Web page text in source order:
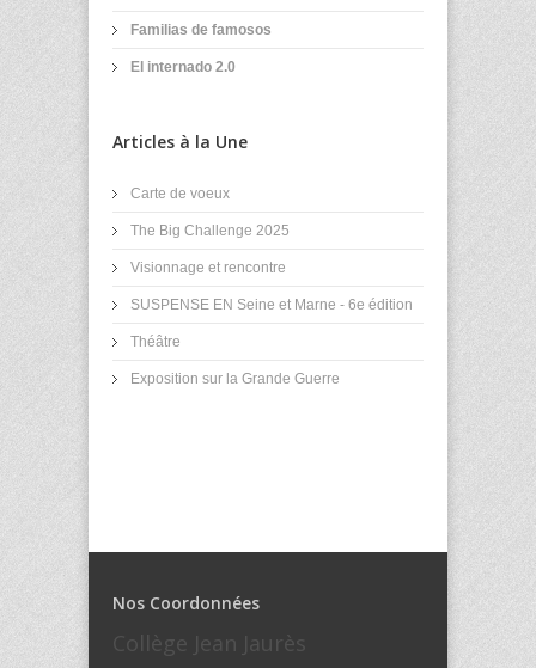
Familias de famosos
El internado 2.0
Articles à la Une
Carte de voeux
The Big Challenge 2025
Visionnage et rencontre
SUSPENSE EN Seine et Marne - 6e édition
Théâtre
Exposition sur la Grande Guerre
Nos Coordonnées
Collège Jean Jaurès